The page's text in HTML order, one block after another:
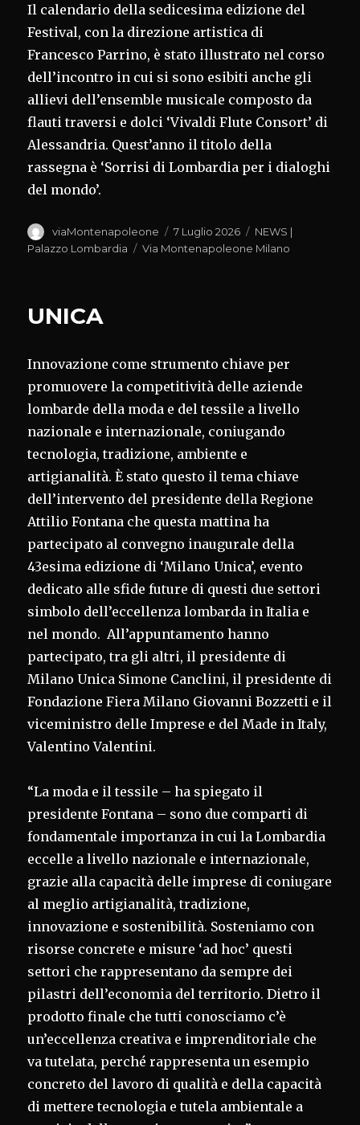
Il calendario della sedicesima edizione del
Festival, con la direzione artistica di
Francesco Parrino, è stato illustrato nel corso
dell’incontro in cui si sono esibiti anche gli
allievi dell’ensemble musicale composto da
flauti traversi e dolci ‘Vivaldi Flute Consort’ di
Alessandria. Quest’anno il titolo della
rassegna è ‘Sorrisi di Lombardia per i dialoghi
del mondo’.
Autore
viaMontenapoleone
Pubblicato
il
7 Luglio 2026 Categorie
NEWS |
Palazzo Lombardia
Tag
Via Montenapoleone Milano
UNICA
Innovazione come strumento chiave per
promuovere la competitività delle aziende
lombarde della moda e del tessile a livello
nazionale e internazionale, coniugando
tecnologia, tradizione, ambiente e
artigianalità. È stato questo il tema chiave
dell’intervento del presidente della Regione
Attilio Fontana che questa mattina ha
partecipato al convegno inaugurale della
43esima edizione di ‘Milano Unica’, evento
dedicato alle sfide future di questi due settori
simbolo dell’eccellenza lombarda in Italia e
nel mondo. All’appuntamento hanno
partecipato, tra gli altri, il presidente di
Milano Unica Simone Canclini, il presidente di
Fondazione Fiera Milano Giovanni Bozzetti e il
viceministro delle Imprese e del Made in Italy,
Valentino Valentini.
“La moda e il tessile – ha spiegato il
presidente Fontana – sono due comparti di
fondamentale importanza in cui la Lombardia
eccelle a livello nazionale e internazionale,
grazie alla capacità delle imprese di coniugare
al meglio artigianalità, tradizione,
innovazione e sostenibilità. Sosteniamo con
risorse concrete e misure ‘ad hoc’ questi
settori che rappresentano da sempre dei
pilastri dell’economia del territorio. Dietro il
prodotto finale che tutti conosciamo c’è
un’eccellenza creativa e imprenditoriale che
va tutelata, perché rappresenta un esempio
concreto del lavoro di qualità e della capacità
di mettere tecnologia e tutela ambientale a